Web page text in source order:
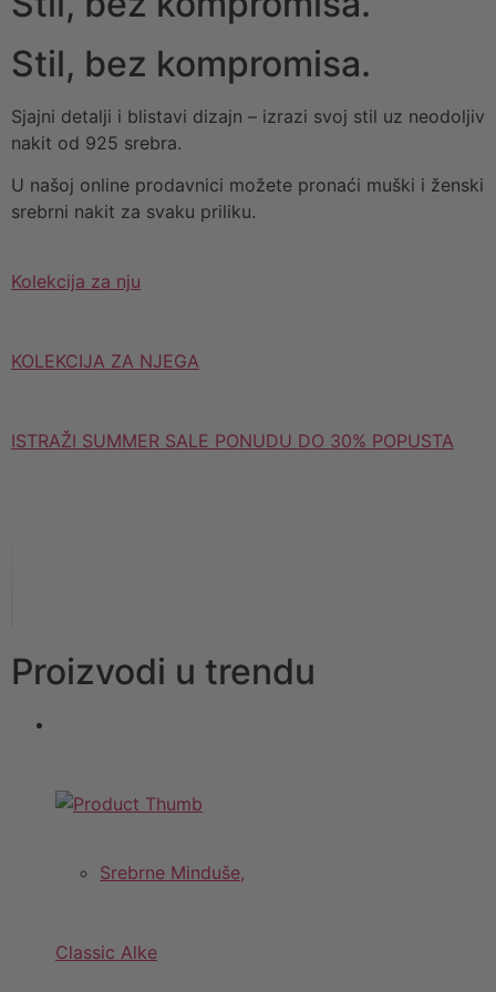
Stil, bez kompromisa.
Sjajni detalji i blistavi dizajn – izrazi svoj stil uz neodoljiv
nakit od 925 srebra.
U našoj online prodavnici možete pronaći muški i ženski
srebrni nakit za svaku priliku.
Kolekcija za nju
KOLEKCIJA ZA NJEGA
ISTRAŽI SUMMER SALE PONUDU DO 30% POPUSTA
Proizvodi u trendu
Srebrne Minduše,
Classic Alke